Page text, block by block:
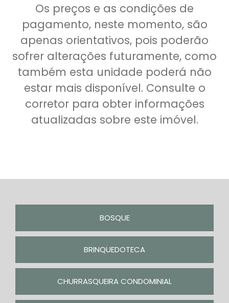
Os preços e as condições de
pagamento, neste momento, são
apenas orientativos, pois poderão
sofrer alterações futuramente, como
também esta unidade poderá não
estar mais disponível. Consulte o
corretor para obter informações
atualizadas sobre este imóvel.
BOSQUE
BRINQUEDOTECA
CHURRASQUEIRA CONDOMINIAL